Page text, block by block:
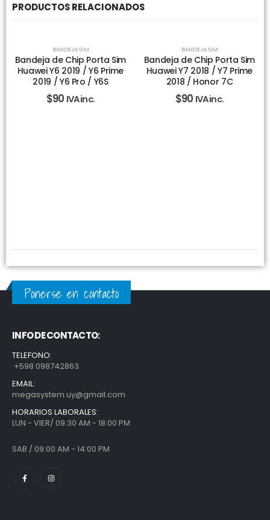
PRODUCTOS RELACIONADOS
BANDEJA SIM
Bandeja de Chip Porta Sim
Huawei Y6 2019 / Y6 Prime
2019 / Y6 Pro / Y6S
$90 IVA inc.
BANDEJA SIM
Bandeja de Chip Porta Sim
Huawei Y7 2018 / Y7 Prime
2018 / Honor 7C
$90 IVA inc.
Ponerse en contacto
INFO DE CONTACTO:
TELEFONO:
+598 098742863
EMAIL:
megasystem.uy@gmail.com
HORARIOS LABORALES:
LUN - VIER/ 09:30 AM - 18:00 PM
SAB / 09:00 AM - 14:00 PM